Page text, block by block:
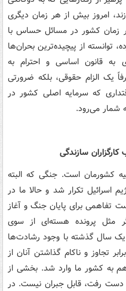
امروز بیش از هر زمان دیگری
زمان کشور در مسائل حساس با
از پیچیده‌ترین بحران‌ها
به قانون اساسی و احترام به
یک الزام حقوقی، بلکه ضرورتی
که سرمایه اصلی کشور در
شمار می‌رود.
سازندگی
آغاز جنگ ۱۲روزه علیه کشورمان است. جنگی که البته
اسرائیل تکرار شد و حالا ما در
تفاهمی برای پایان جنگ و آغاز
مثل پرونده هسته‌ای از سوی
یک سال گذشته با وجود رشادت‌ها
تجاوز و ناکام گذاشتن آنان از
به کشور ما وارد شد. بخشی از
رفت، قابل جبران نیست. در